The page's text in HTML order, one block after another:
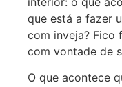
que está a fazer
com inveja? Fico
com vontade de
O que acontece